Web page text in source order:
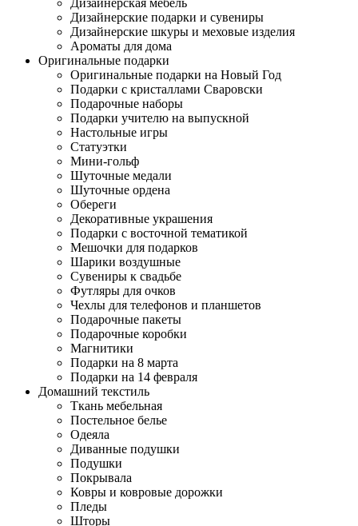
Дизайнерская мебель
Дизайнерские подарки и сувениры
Дизайнерские шкуры и меховые изделия
Ароматы для дома
Оригинальные подарки
Оригинальные подарки на Новый Год
Подарки с кристаллами Сваровски
Подарочные наборы
Подарки учителю на выпускной
Настольные игры
Статуэтки
Мини-гольф
Шуточные медали
Шуточные ордена
Обереги
Декоративные украшения
Подарки с восточной тематикой
Мешочки для подарков
Шарики воздушные
Сувениры к свадьбе
Футляры для очков
Чехлы для телефонов и планшетов
Подарочные пакеты
Подарочные коробки
Магнитики
Подарки на 8 марта
Подарки на 14 февраля
Домашний текстиль
Ткань мебельная
Постельное белье
Одеяла
Диванные подушки
Подушки
Покрывала
Ковры и ковровые дорожки
Пледы
Шторы